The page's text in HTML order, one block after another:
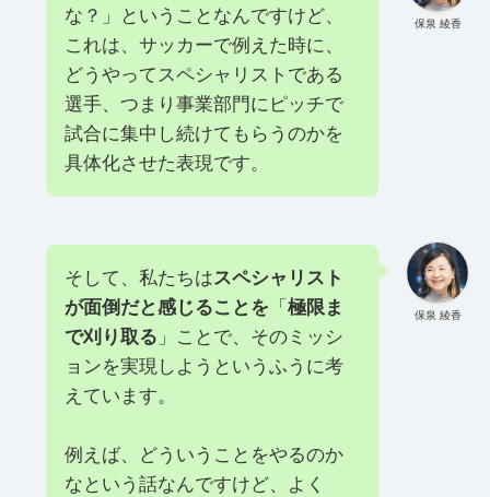
保泉 綾香
な？」ということなんですけど、
これは、サッカーで例えた時に、
どうやってスペシャリストである
選手、つまり事業部門にピッチで
試合に集中し続けてもらうのかを
具体化させた表現です。
保泉 綾香
そして、私たちはスペシャリスト
が面倒だと感じることを 「 極限ま
で刈り取る 」ことで、そのミッシ
ョンを実現しようというふうに考
えています。
例えば、どういうことをやるのか
なという話なんですけど、よく